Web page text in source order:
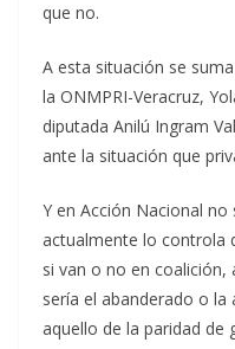
que no.
A esta situación se
la ONMPRI-Veracruz,
diputada Anilú Ingram
ante la situación que
Y en Acción Nacional no
actualmente lo controla
si van o no en coalición,
sería el abanderado o
aquello de la paridad de